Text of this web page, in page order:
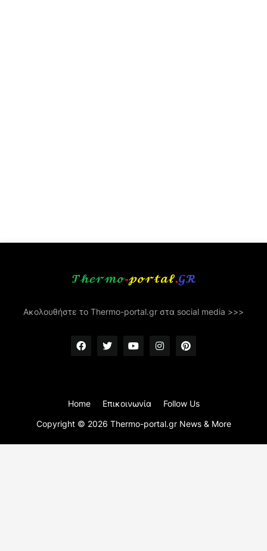
Ακολουθήστε το Thermo-portal.gr στα social media >>>
Copyright © 2026 Thermo-portal.gr News & More
Home Επικοινωνία Follow Us